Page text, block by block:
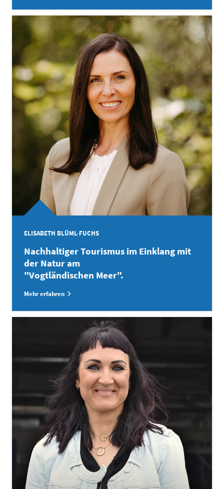
ELISABETH BLÜML-FUCHS
Nachhaltiger Tourismus im Einklang mit
der Natur am
"Vogtländischen Meer".
Mehr erfahren